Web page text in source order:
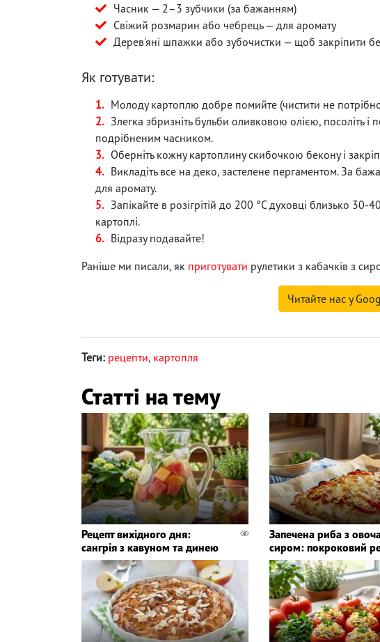
Часник — 2–3 зубчики (за бажанням)
Свіжий розмарин або чебрець — для аромату
Дерев'яні шпажки або зубочистки — щоб закріпити
Як готувати:
Молоду картоплю добре помийте (чистити не
Злегка збризніть бульби оливковою олією, посоліть і
подрібненим часником.
Оберніть кожну картоплину скибочкою бекону і
Викладіть все на деко, застелене пергаментом. За
для аромату.
Запікайте в розігрітій до 200 °С духовці близько
картоплі.
Відразу подавайте!
Раніше ми писали, як приготувати рулетики з кабачків з
Читайте нас у
Теги: рецепти, картопля
Статті на тему
Рецепт вихідного дня:
сангрія з кавуном та динею
Запечена риба з
сиром: покроковий